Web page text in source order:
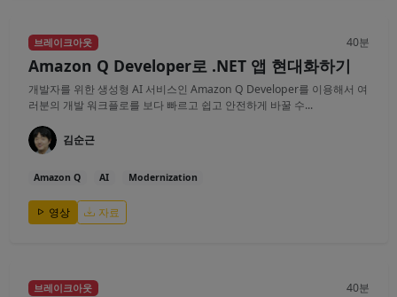
브레이크아웃 40분
Amazon Q Developer로 .NET 앱 현대화하기
개발자를 위한 생성형 AI 서비스인 Amazon Q Developer를 이용해서 여
러분의 개발 워크플로를 보다 빠르고 쉽고 안전하게 바꿀 수...
김순근
Amazon Q AI Modernization
영상 자료
브레이크아웃 40분